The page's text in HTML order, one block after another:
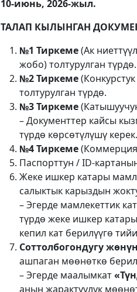
10-июнь, 2026-жыл.
ТАЛАП КЫЛЫНГАН
№1 Тиркеме(Ак
жобо) толтурулган түрдө.
№2 Тиркеме
толтурулган түрдө.
№3 Тиркеме
– Документтер кайсы
түрдө көрсөтүлүшү керек.
№4 Тиркеме
Паспорттун / ID-
Жеке ишкер катары
салыктык карыздын
– Эгерде мамлекеттик
түрдө жеке ишкер
кепил кат берилүүгө
Соттолбогондугу
ашпаган мөөнөткө
– Эгерде маалымкат
анын жарактуулук